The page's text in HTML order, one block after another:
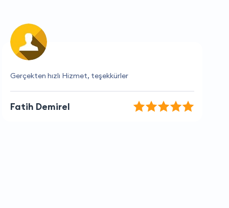
Kaliteli hizmetleri için teşekkür ederim.
Ayşenur Tekeli